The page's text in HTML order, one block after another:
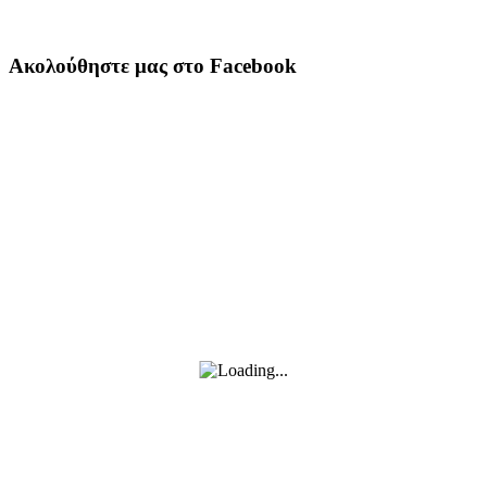
Ακολούθηστε μας στο Facebook